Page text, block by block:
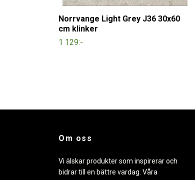
Norrvange Light Grey J36 30x60
cm klinker
1 129:-
Om oss
Vi älskar produkter som inspirerar och
bidrar till en bättre vardag. Våra